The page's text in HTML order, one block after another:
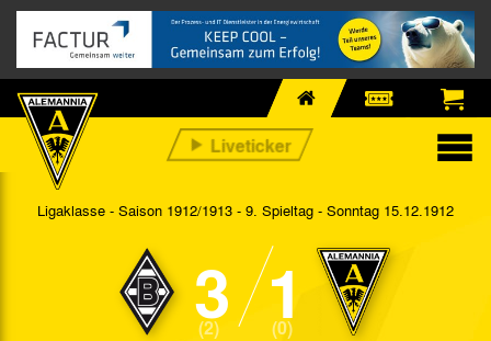
Ligaklasse - Saison 1912/1913 - 9. Spieltag - Sonntag 15.12.1912
3
(2) 1
(0)